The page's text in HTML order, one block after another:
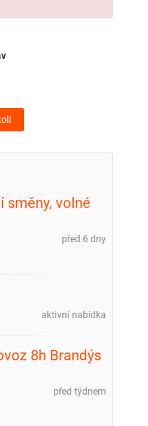
směny, volné
před 6 dny
aktivní nabídka
8h Brandýs
před týdnem